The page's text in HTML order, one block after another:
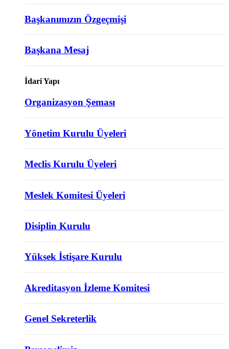
Başkanımızın Özgeçmişi
Başkana Mesaj
İdari Yapı
Organizasyon Şeması
Yönetim Kurulu Üyeleri
Meclis Kurulu Üyeleri
Meslek Komitesi Üyeleri
Disiplin Kurulu
Yüksek İstişare Kurulu
Akreditasyon İzleme Komitesi
Genel Sekreterlik